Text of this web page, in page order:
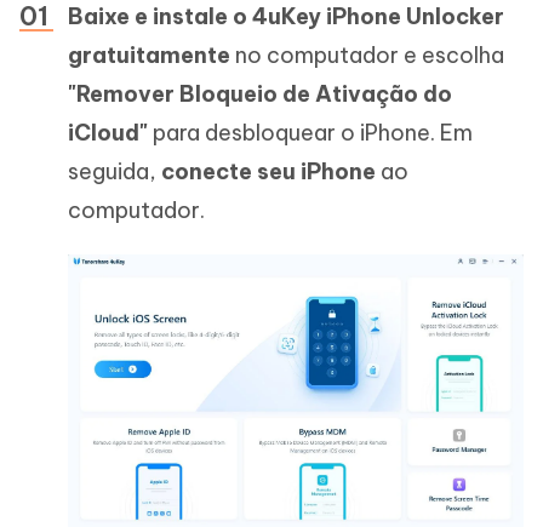
Baixe e instale o 4uKey iPhone Unlocker
gratuitamente no computador e escolha
"Remover Bloqueio de Ativação do
iCloud" para desbloquear o iPhone. Em
seguida, conecte seu iPhone ao
computador.